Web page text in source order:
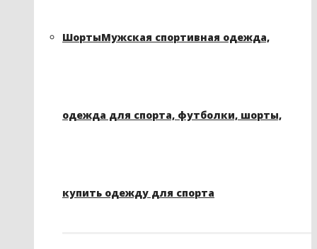
ШортыМужская спортивная одежда,
одежда для спорта, футболки, шорты,
купить одежду для спорта